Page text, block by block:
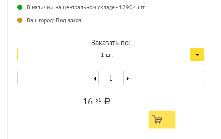
В наличии на центральном складе - 12904 шт.
Ваш город: Под заказ
Заказать по:
1 шт.
16 51 a